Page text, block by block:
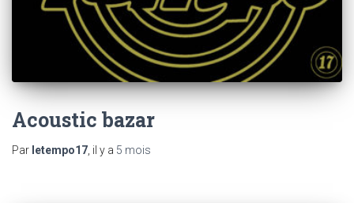
Acoustic bazar
Par letempo17 , il y a 5 mois